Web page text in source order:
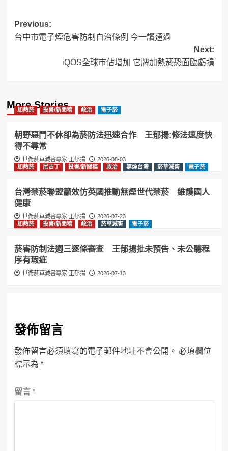
Post
navigation
Previous:
台中市電子煙危害防制自治條例 今一讀通過
Next:
iQOS全球市佔增加 它牌加熱菸恐面臨虧損
More Stories
加熱菸 投書/新聞稿 政治 電子菸
朝野惡鬥不休卻為菸防法迅速合作 王郁揚:修法速度快
得不尋常
世衛菸草減害專家 王郁揚
2026-08-03
加熱菸
尼古丁 投書/新聞稿 政治 無煙台灣 菸草減害 電子菸
台灣禁菸聯盟籲效仿英國推動無煙世代禁菸 維護國人
健康
世衛菸草減害專家 王郁揚
2026-07-23
加熱菸
投書/新聞稿 政治 菸草減害 電子菸
菸害防制法週三逐條審查 王郁揚批未預告、未公聽程
序有瑕疵
世衛菸草減害專家 王郁揚 2026-07-13
發佈留言
發佈留言必須填寫的電子郵件地址不會公開。 必填欄位
標示為 *
留言 *